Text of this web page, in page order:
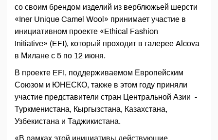
со своим брендом изделий из верблюжьей шерсти
«Iner Unique Camel Wool» принимает участие в
инициативном проекте «Ethical Fashion
Initiative» (EFI), который проходит в галерее Alcova
в Милане с 5 по 12 июня.
В проекте EFI, поддерживаемом Европейским
Союзом и ЮНЕСКО, также в этом году приняли
участие представители стран Центральной Азии -
Туркменистана, Кыргызстана, Казахстана,
Узбекистана и Таджикистана.
«В рамках этой инициативы действующие